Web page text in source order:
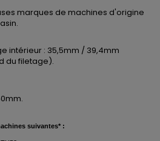
marques de machines d'origine
intérieur : 35,5mm / 39,4mm
du filetage).
suivantes* :